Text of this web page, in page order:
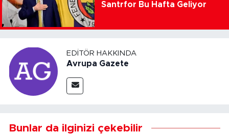
Santrfor Bu Hafta Geliyor
EDITÖR HAKKINDA
Avrupa Gazete
Bunlar da ilginizi çekebilir